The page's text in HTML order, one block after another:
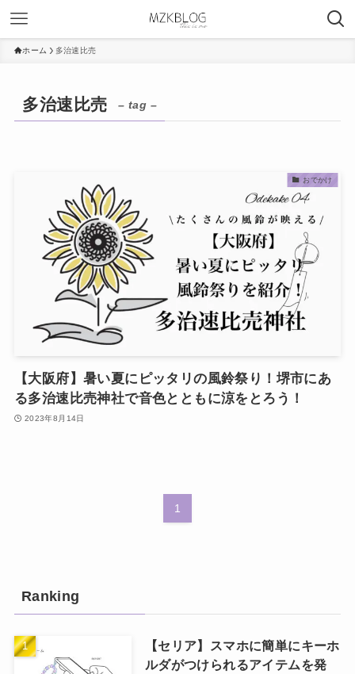
ホーム 多治速比売
多治速比売 – tag –
おでかけ
【大阪府】暑い夏にピッタリの風鈴祭り！堺市にあ
る多治速比売神社で音色とともに涼をとろう！
2023年8月14日
1
Ranking
【セリア】スマホに簡単にキーホ
ルダがつけられるアイテムを発